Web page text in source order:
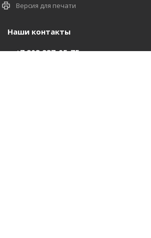
Версия для печати
Наши контакты
+7 903 937-05-75